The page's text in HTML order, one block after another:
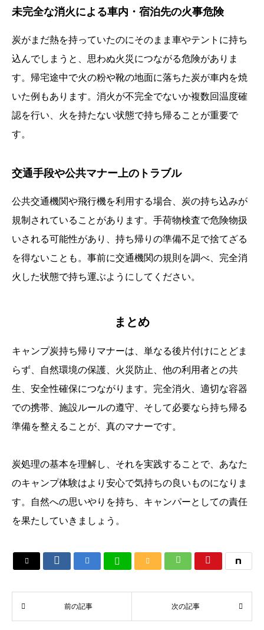
未完全な消火による車内・宿泊先の火事危険
炭がまだ熱を持っていたのにそのまま車やテントに持ち
込んでしまうと、思わぬ火災につながる危険がありま
す。帰宅途中で火の粉や靴の地面に落ちた炭が車内を焼
いた例もあります。消火が不完全でないか複数回温度確
認を行い、火を持たない状態で持ち帰ることが重要で
す。
交通手段や公共マナー上のトラブル
公共交通機関や飛行機を利用する場合、炭の持ち込みが
規制されていることがあります。手荷物検査で危険物扱
いされる可能性があり、持ち帰りの準備不足で捨てざる
を得ないことも。事前に交通機関の規則を調べ、完全消
火した状態で持ち運ぶようにしてください。
まとめ
キャンプ炭持ち帰りマナーは、単なる後片付けにとどま
らず、自然環境の保護、火災防止、他の利用者との共
生、安全性確保につながります。完全消火、適切な容器
での携帯、施設ルールの遵守、そして必要なら持ち帰る
準備を整えることが、真のマナーです。
炭処理の基本を理解し、それを実践することで、あなた
のキャンプ体験はより安心で気持ちの良いものになりま
す。自然への思いやりを持ち、キャンパーとしての責任
を果たしていきましょう。
     
前の記事 次の記事